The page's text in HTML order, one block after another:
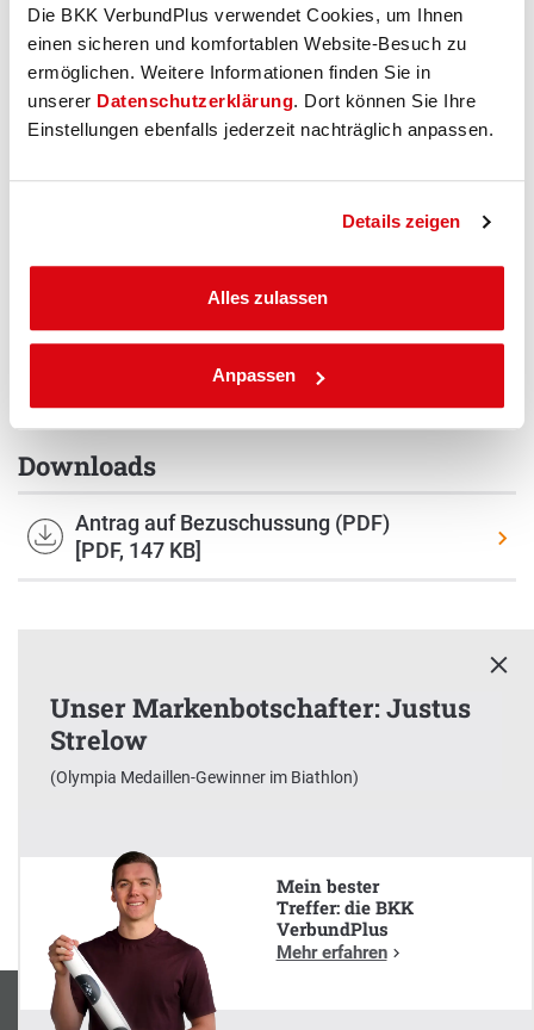
Die BKK VerbundPlus verwendet Cookies, um Ihnen
einen sicheren und komfortablen Website-Besuch zu
ermöglichen. Weitere Informationen finden Sie in
unserer Datenschutzerklärung. Dort können Sie Ihre
Einstellungen ebenfalls jederzeit nachträglich anpassen.
Details zeigen
Alles zulassen
Anpassen
Zu den Online-Kursen
Nach den bundesweit gültigen Richtlinien ist eine parallele
Bezuschussung von Präventionskursen und Gesundheitsreisen im
dass unsere Präventionsmaßnahme einer „Gesundheitsreise“ nur
alternativ und einmal jährlich in Anspruch genommen werden kann.
Downloads
Antrag auf Bezuschussung (PDF)
[PDF, 147 KB]
Unser Markenbotschafter: Justus
Strelow
(Olympia Medaillen-Gewinner im Biathlon)
Mein bester
Treffer: die BKK
VerbundPlus
Mehr erfahren
Unser Markenbotschafter:
(Olympia Medaillen-Gewinner im Biathlon)